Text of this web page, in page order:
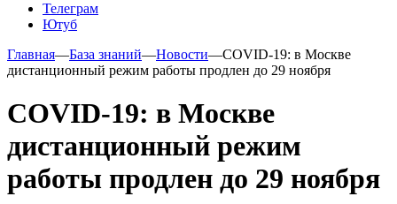
Телеграм
Ютуб
Главная—База знаний—Новости—COVID-19: в Москве
дистанционный режим работы продлен до 29 ноября
COVID-19: в Москве
дистанционный режим
работы продлен до 29 ноября